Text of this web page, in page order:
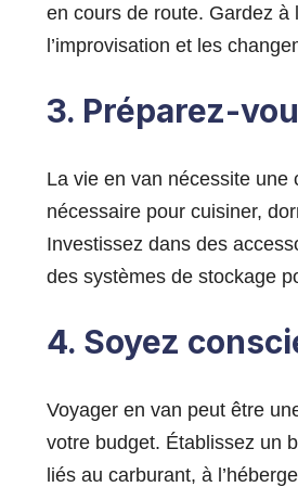
en cours de route. Gardez à
l’improvisation et les
3. Préparez-
La vie en van nécessite une
nécessaire pour cuisiner,
Investissez dans des
des systèmes de stockage
4. Soyez
Voyager en van peut être
votre budget. Établissez un
liés au carburant, à